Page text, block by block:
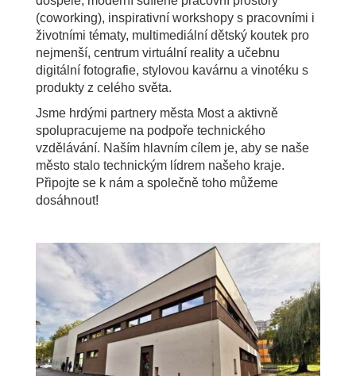
(coworking), inspirativní workshopy s pracovními i
životními tématy, multimediální dětský koutek pro
nejmenší, centrum virtuální reality a učebnu
digitální fotografie, stylovou kavárnu a vinotéku s
produkty z celého světa.
Jsme hrdými partnery města Most a aktivně
spolupracujeme na podpoře technického
vzdělávání. Naším hlavním cílem je, aby se naše
město stalo technickým lídrem našeho kraje.
Připojte se k nám a společně toho můžeme
dosáhnout!